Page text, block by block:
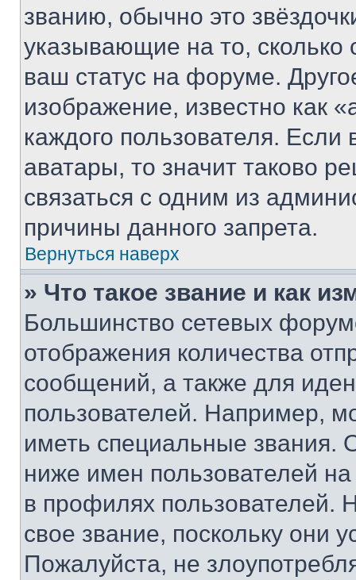
званию, обычно это
указывающие на то,
ваш статус на форуме.
изображение, известно как
каждого пользователя.
аватары, то значит таково
связаться с одним из
причины данного запрета.
Вернуться наверх
» Что такое звание и как
Большинство сетевых
отображения количества
сообщений, а также для
пользователей. Например,
иметь специальные звания.
ниже имен пользователей
в профилях
свое звание, поскольку они
Пожалуйста, не